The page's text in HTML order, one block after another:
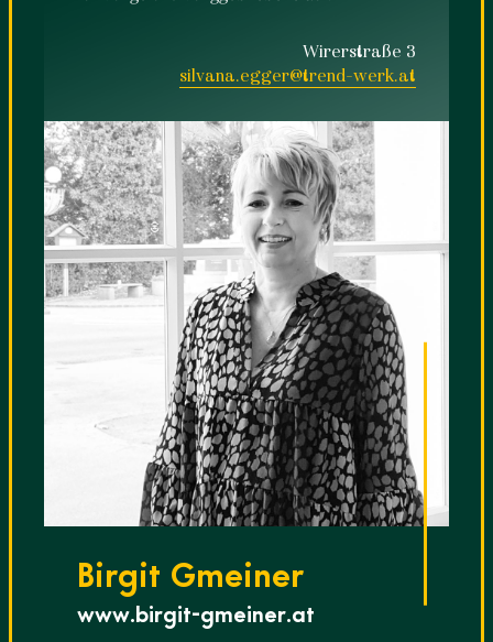
Wirerstraße 3
silvana.egger@trend-werk.at
Birgit Gmeiner
www.birgit-gmeiner.at